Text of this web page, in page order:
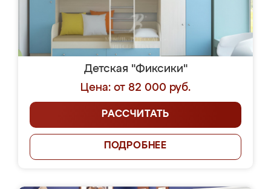
Детская "Фиксики"
Цена: от 82 000 руб.
РАССЧИТАТЬ
ПОДРОБНЕЕ